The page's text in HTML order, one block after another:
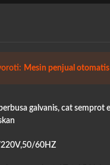
Mesin penjual
galvanis, cat semprot
60HZ